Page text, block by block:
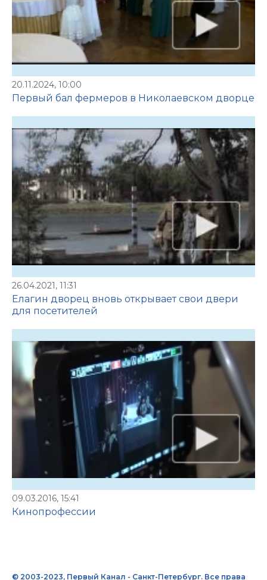
20.11.2024, 10:00
Первый бал фермеров в Николаевском дворце
26.04.2021, 11:31
Елагин дворец вновь открывает свои двери
для посетителей
09.03.2016, 15:41
Кинопрофессии
© 2003-2023, Первый Канал - Санкт-Петербург. Все права